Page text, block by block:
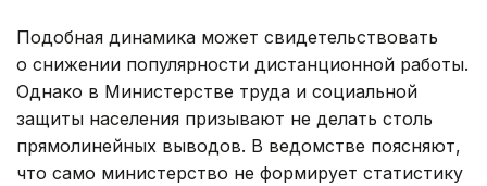
Подобная динамика может свидетельствовать
о снижении популярности дистанционной работы.
Однако в Министерстве труда и социальной
защиты населения призывают не делать столь
прямолинейных выводов. В ведомстве поясняют,
что само министерство не формирует статистику